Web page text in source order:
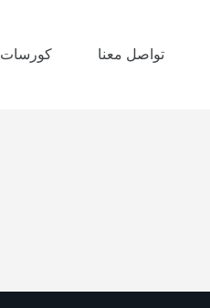
تواصل معنا كورسات